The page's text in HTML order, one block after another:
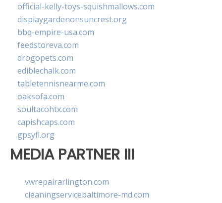
official-kelly-toys-squishmallows.com
displaygardenonsuncrest.org
bbq-empire-usa.com
feedstoreva.com
drogopets.com
ediblechalk.com
tabletennisnearme.com
oaksofa.com
soultacohtx.com
capishcaps.com
gpsyfl.org
MEDIA PARTNER III
vwrepairarlington.com
cleaningservicebaltimore-md.com